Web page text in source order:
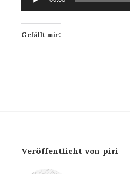
Gefällt mir:
Veröffentlicht von piri